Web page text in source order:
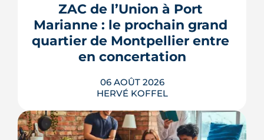
ZAC de l’Union à Port
Marianne : le prochain grand
quartier de Montpellier entre
en concertation
06 AOÛT 2026
HERVÉ KOFFEL